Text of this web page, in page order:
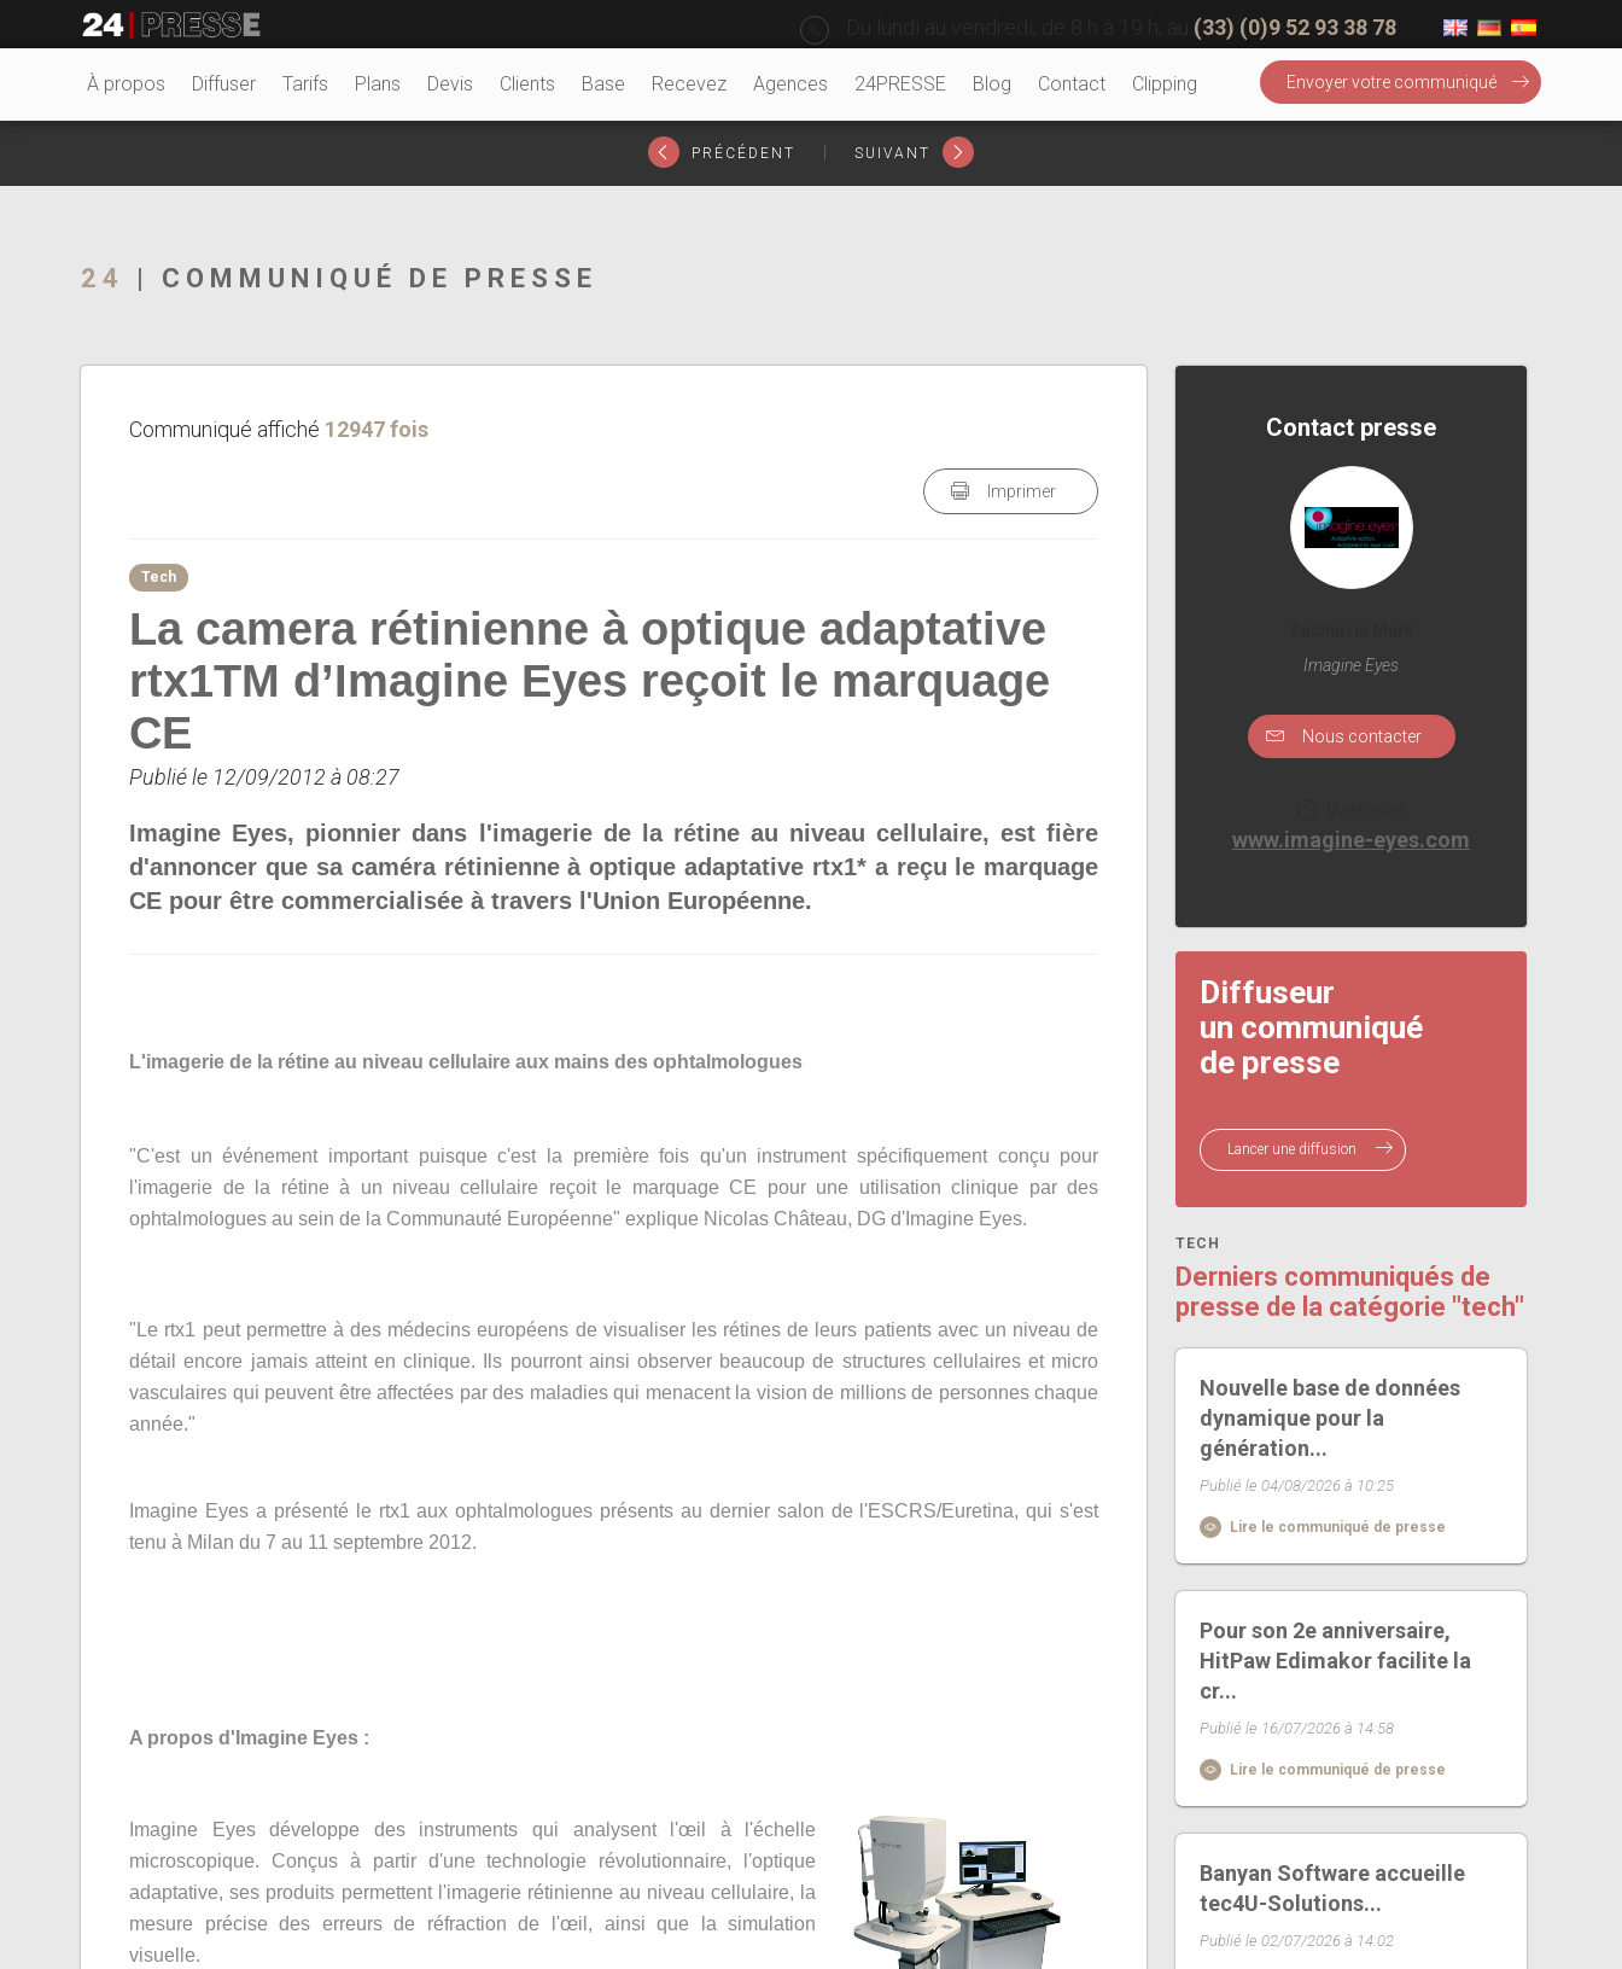
24Presse -
(33) (0)9 52 93 38 78
À propos Diffuser Tarifs Plans Devis Clients Base Recevez Agences 24PRESSE Blog Contact Clipping Envoyer votre communiqué
PRÉCÉDENT SUIVANT
24 | COMMUNIQUÉ DE PRESSE
Communiqué affiché 12947 fois
Imprimer
Tech
La camera rétinienne à optique adaptative
rtx1TM d’Imagine Eyes reçoit le marquage
CE
Publié le 12/09/2012 à 08:27
Imagine Eyes, pionnier dans l'imagerie de la rétine au niveau cellulaire, est fière
d'annoncer que sa caméra rétinienne à optique adaptative rtx1* a reçu le marquage
CE pour être commercialisée à travers l'Union Européenne.
L'imagerie de la rétine au niveau cellulaire aux mains des ophtalmologues
"C'est un événement important puisque c'est la première fois qu'un instrument spécifiquement conçu pour
l'imagerie de la rétine à un niveau cellulaire reçoit le marquage CE pour une utilisation clinique par des
ophtalmologues au sein de la Communauté Européenne" explique Nicolas Château, DG d'Imagine Eyes.
"Le rtx1 peut permettre à des médecins européens de visualiser les rétines de leurs patients avec un niveau de
détail encore jamais atteint en clinique. Ils pourront ainsi observer beaucoup de structures cellulaires et micro
vasculaires qui peuvent être affectées par des maladies qui menacent la vision de millions de personnes chaque
année."
Imagine Eyes a présenté le rtx1 aux ophtalmologues présents au dernier salon de l'ESCRS/Euretina, qui s'est
tenu à Milan du 7 au 11 septembre 2012.
A propos d'Imagine Eyes :
Imagine Eyes développe des instruments qui analysent l'œil à l'échelle
microscopique. Conçus à partir d'une technologie révolutionnaire, l'optique
adaptative, ses produits permettent l'imagerie rétinienne au niveau cellulaire, la
mesure précise des erreurs de réfraction de l'œil, ainsi que la simulation
visuelle.
Contact presse
Imagine Eyes
Nous contacter
www.imagine-eyes.com
Diffuseur
un communiqué
de presse
Lancer une diffusion
TECH
Derniers communiqués de
presse de la catégorie "tech"
Nouvelle base de données
dynamique pour la
génération...
Publié le 04/08/2026 à 10:25
Lire le communiqué de presse
Pour son 2e anniversaire,
HitPaw Edimakor facilite la
cr...
Publié le 16/07/2026 à 14:58
Lire le communiqué de presse
Banyan Software accueille
tec4U-Solutions...
Publié le 02/07/2026 à 14:02